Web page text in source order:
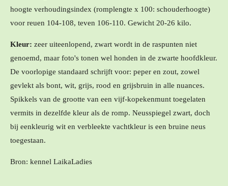
hoogte verhoudingsindex (romplengte x 100: schouderhoogte)
voor reuen 104-108, teven 106-110. Gewicht 20-26 kilo.
Kleur: zeer uiteenlopend, zwart wordt in de raspunten niet
genoemd, maar foto's tonen wel honden in de zwarte hoofdkleur.
De voorlopige standaard schrijft voor: peper en zout, zowel
gevlekt als bont, wit, grijs, rood en grijsbruin in alle nuances.
Spikkels van de grootte van een vijf-kopekenmunt toegelaten
vermits in dezelfde kleur als de romp. Neusspiegel zwart, doch
bij eenkleurig wit en verbleekte vachtkleur is een bruine neus
toegestaan.
Bron: kennel LaikaLadies